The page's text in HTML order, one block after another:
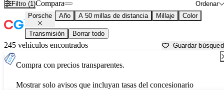
Filtro (1) Ordenar
Compara
Porsche Año A 50 millas de distancia Millaje Color
Transmisión Borrar todo
245 vehículos encontrados Guardar
Compra con precios transparentes.
Mostrar solo avisos que incluyan tasas del concesionario